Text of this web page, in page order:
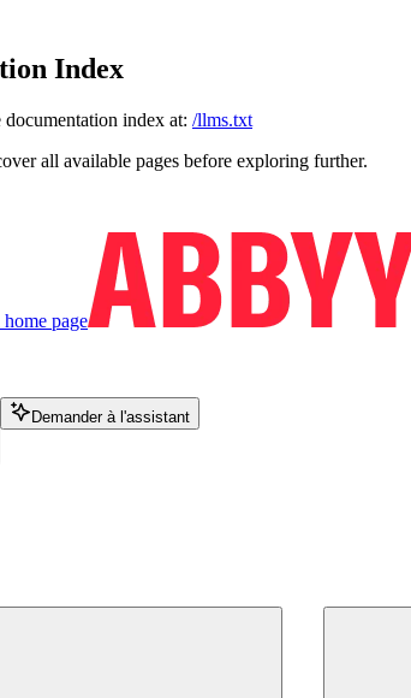
Index
documentation index at: /llms.txt
all available pages before exploring further.
home page
Demander à l'assistant